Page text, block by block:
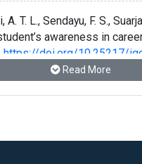
A. T. L., Sendayu, F. S.,
awareness in
https://doi.org/10.25217/
Science Subjects:
Read More